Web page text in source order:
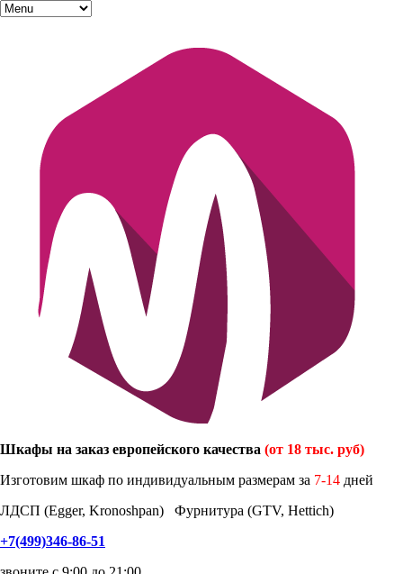
Шкафы на заказ европейского качества (от 18 тыс. руб)
Изготовим шкаф по индивидуальным размерам за 7-14 дней
ЛДСП (Egger, Kronoshpan) Фурнитура (GTV, Hettich)
+7(499)346-86-51